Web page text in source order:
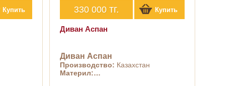
Купить 330 000 тг. Купить
Диван Аспан
Диван Аспан
Производство: Казахстан
Материл:…